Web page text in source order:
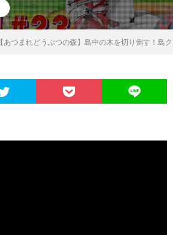
【あつまれどうぶつの森】島中の木を切り倒す！島